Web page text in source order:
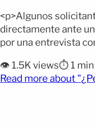
<p>Algunos
directamente ante
por una entrevista
proceso de asilo. El
Inmigración de
👁️ 1.5K views⏱️ 1 min
Read more about